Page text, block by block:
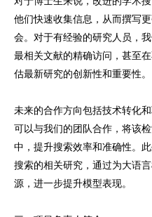
他们快速收集信息，从而撰写
会。对于有经验的研究人员，
最相关文献的精确访问，甚至
估最新研究的创新性和重要性。
未来的合作方向包括技术转化
可以与我们的团队合作，将该
中，提升搜索效率和准确性。
搜索的相关研究，通过为大语
源，进一步提升模型表现。